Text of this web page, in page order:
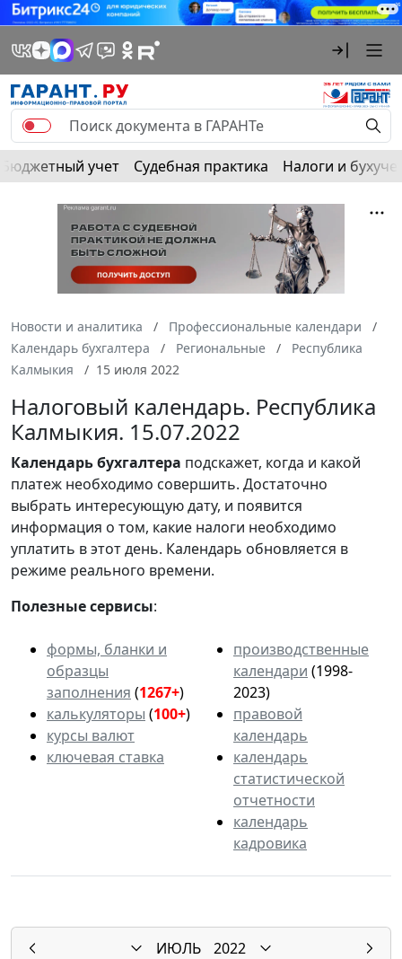
Бюджетный учет Судебная практика Налоги и
Новости и аналитика
Профессиональные календари
Календарь бухгалтера
Региональные
Республика
Калмыкия
15 июля 2022
Налоговый календарь. Республика
Калмыкия. 15.07.2022
Календарьбухгалтера подскажет, когда и какой
платеж необходимо совершить. Достаточно
выбрать интересующую дату, и появится
информация о том, какие налоги необходимо
уплатить в этот день. Календарь обновляется в
режиме реального времени.
Полезные сервисы:
формы, бланки и
образцы
заполнения (1267+)
калькуляторы (100+)
курсы валют
ключевая ставка
производственные
календари (1998-
2023)
правовой
календарь
календарь
статистической
отчетности
календарь
кадровика
ИЮЛЬ
2022